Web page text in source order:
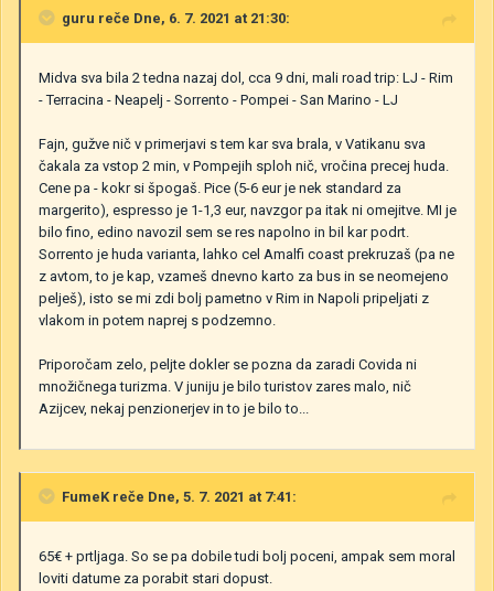
guru reče Dne, 6. 7. 2021 at 21:30:
Midva sva bila 2 tedna nazaj dol, cca 9 dni, mali road trip: LJ - Rim
- Terracina - Neapelj - Sorrento - Pompei - San Marino - LJ
Fajn, gužve nič v primerjavi s tem kar sva brala, v Vatikanu sva
čakala za vstop 2 min, v Pompejih sploh nič, vročina precej huda.
Cene pa - kokr si špogaš. Pice (5-6 eur je nek standard za
margerito), espresso je 1-1,3 eur, navzgor pa itak ni omejitve. MI je
bilo fino, edino navozil sem se res napolno in bil kar podrt.
Sorrento je huda varianta, lahko cel Amalfi coast prekruzaš (pa ne
z avtom, to je kap, vzameš dnevno karto za bus in se neomejeno
pelješ), isto se mi zdi bolj pametno v Rim in Napoli pripeljati z
vlakom in potem naprej s podzemno.
Priporočam zelo, peljte dokler se pozna da zaradi Covida ni
množičnega turizma. V juniju je bilo turistov zares malo, nič
Azijcev, nekaj penzionerjev in to je bilo to...
FumeKreče Dne, 5. 7. 2021 at 7:41:
65€ + prtljaga. So se pa dobile tudi bolj poceni, ampak sem moral
loviti datume za porabit stari dopust.